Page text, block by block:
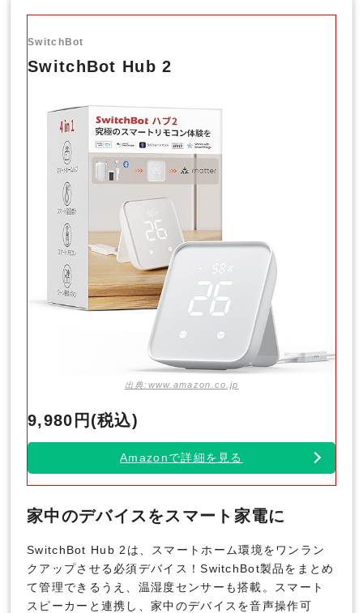
SwitchBot
SwitchBot Hub 2
出典:www.amazon.co.jp
9,980円(税込)
Amazonで詳細を見る
家中のデバイスをスマート家電に
SwitchBot Hub 2は、スマートホーム環境をワンラン
クアップさせる必須デバイス！SwitchBot製品をまとめ
て管理できるうえ、温湿度センサーも搭載。スマート
スピーカーと連携し、家中のデバイスを音声操作可